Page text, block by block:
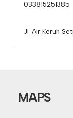
083815251385
Jl. Air Keruh
MAPS